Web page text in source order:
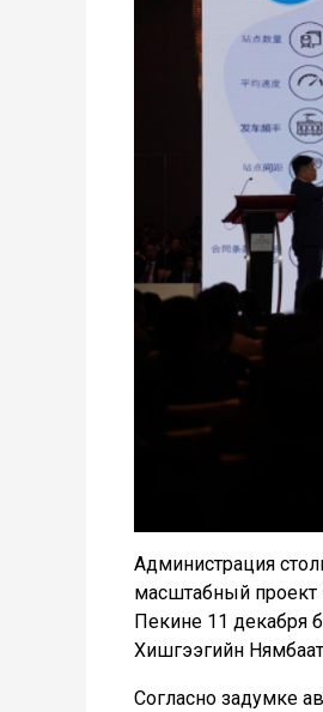
Администрация
масштабный проект
Пекине 11 декабря
Хишгээгийн
Согласно задумке